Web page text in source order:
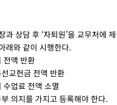
상담 후 ‘자퇴원’을 교무처에
래와 같이 시행한다.
전액 반환
교헌금 전액 반환
업료 전액 소멸
의지를 가지고 등록해야 한다.